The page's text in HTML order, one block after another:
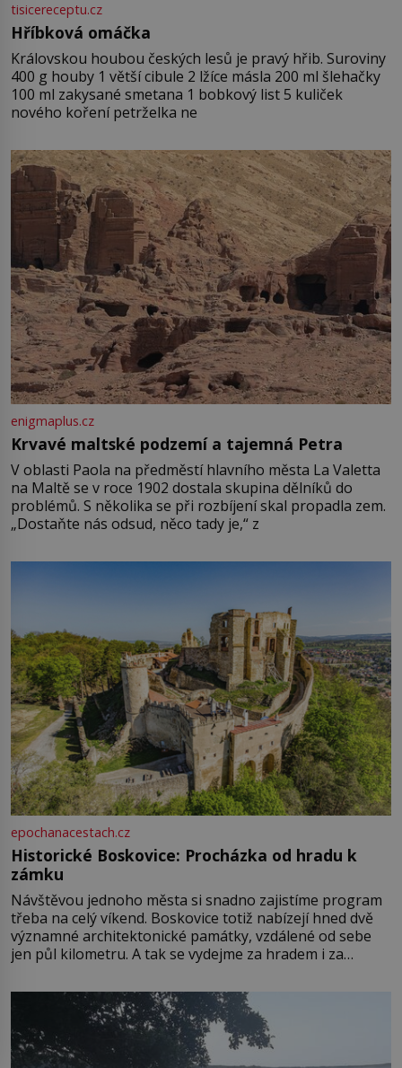
tisicereceptu.cz
Hříbková omáčka
Královskou houbou českých lesů je pravý hřib. Suroviny
400 g houby 1 větší cibule 2 lžíce másla 200 ml šlehačky
100 ml zakysané smetana 1 bobkový list 5 kuliček
nového koření petrželka ne
enigmaplus.cz
Krvavé maltské podzemí a tajemná Petra
V oblasti Paola na předměstí hlavního města La Valetta
na Maltě se v roce 1902 dostala skupina dělníků do
problémů. S několika se při rozbíjení skal propadla zem.
„Dostaňte nás odsud, něco tady je,“ z
epochanacestach.cz
Historické Boskovice: Procházka od hradu k
zámku
Návštěvou jednoho města si snadno zajistíme program
třeba na celý víkend. Boskovice totiž nabízejí hned dvě
významné architektonické památky, vzdálené od sebe
jen půl kilometru. A tak se vydejme za hradem i za
Boskovice na okraji Drahanské vrchoviny vznikla někdy
ve13. století, a už v roce 1313 kronikáři zaznamenali